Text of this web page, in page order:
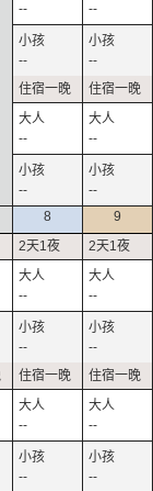
--
--
--
--
--
--
--
--
8
--
--
--
--
9
--
--
--
--